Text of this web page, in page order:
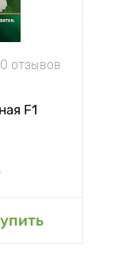
0 отзывов
F1